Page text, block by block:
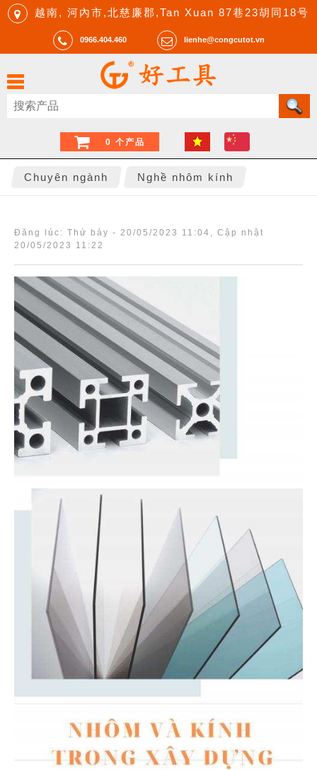
越南, 河內市,北慈廉郡,Tan Xuan 87巷23胡同18号
0966.404.460 lienhe@congcutot.vn
0 个产品
Chuyên ngành Nghề nhôm kính
Đăng lúc: Thứ bảy - 20/05/2023 11:04 , Cập nhật
20/05/2023 11:22